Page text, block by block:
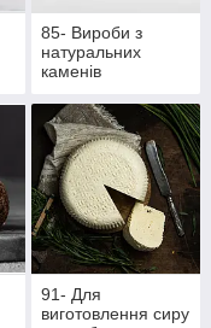
85- Вироби з
натуральних
каменів
91- Для
виготовлення сиру